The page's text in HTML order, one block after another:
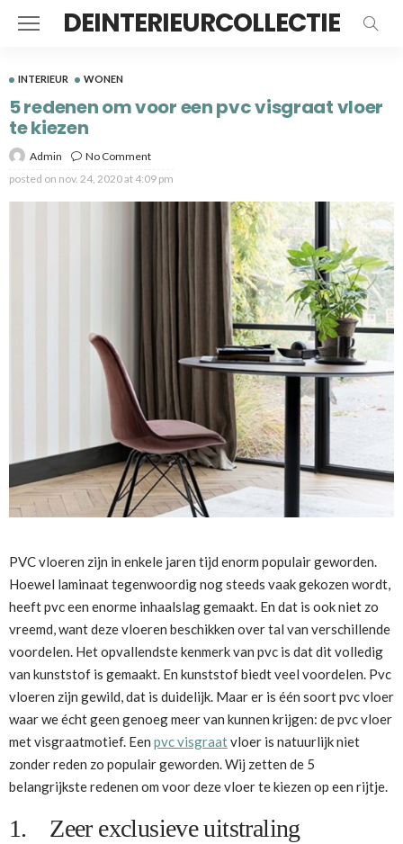
DEINTERIEURCOLLECTIE
INTERIEUR WONEN
5 redenen om voor een pvc visgraat vloer
te kiezen
Admin
No Comment
posted on nov. 24, 2020 at 4:09 pm
PVC vloeren zijn in enkele jaren tijd enorm populair geworden.
Hoewel laminaat tegenwoordig nog steeds vaak gekozen wordt,
heeft pvc een enorme inhaalslag gemaakt. En dat is ook niet zo
vreemd, want deze vloeren beschikken over tal van verschillende
voordelen. Het opvallendste kenmerk van pvc is dat dit volledig
van kunststof is gemaakt. En kunststof biedt veel voordelen. Pvc
vloeren zijn gewild, dat is duidelijk. Maar er is één soort pvc vloer
waar we écht geen genoeg meer van kunnen krijgen: de pvc vloer
met visgraatmotief. Een pvc visgraatvloer is natuurlijk niet
zonder reden zo populair geworden. Wij zetten de 5
belangrijkste redenen om voor deze vloer te kiezen op een rijtje.
1. Zeer exclusieve uitstraling